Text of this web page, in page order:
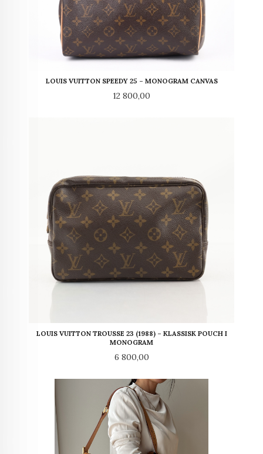
LOUIS VUITTON SPEEDY 25 – MONOGRAM CANVAS
Pris
12 800,00
LOUIS VUITTON TROUSSE 23 (1988) – KLASSISK POUCH I
MONOGRAM
Pris
6 800,00